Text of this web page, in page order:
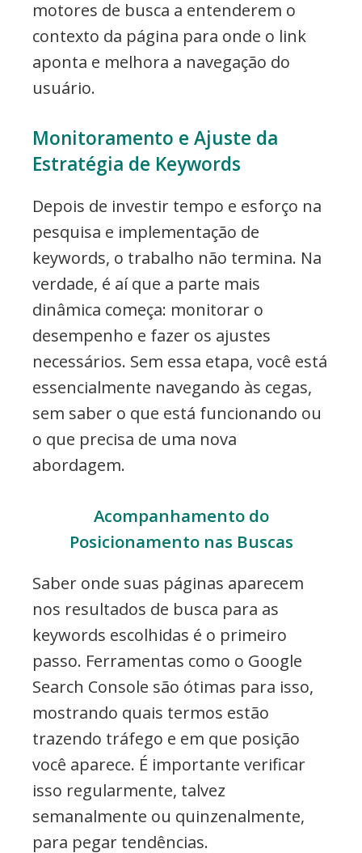
motores de busca a entenderem o
contexto da página para onde o link
aponta e melhora a navegação do
usuário.
Monitoramento e Ajuste da
Estratégia de Keywords
Depois de investir tempo e esforço na
pesquisa e implementação de
keywords, o trabalho não termina. Na
verdade, é aí que a parte mais
dinâmica começa: monitorar o
desempenho e fazer os ajustes
necessários. Sem essa etapa, você está
essencialmente navegando às cegas,
sem saber o que está funcionando ou
o que precisa de uma nova
abordagem.
Acompanhamento do
Posicionamento nas Buscas
Saber onde suas páginas aparecem
nos resultados de busca para as
keywords escolhidas é o primeiro
passo. Ferramentas como o Google
Search Console são ótimas para isso,
mostrando quais termos estão
trazendo tráfego e em que posição
você aparece. É importante verificar
isso regularmente, talvez
semanalmente ou quinzenalmente,
para pegar tendências.